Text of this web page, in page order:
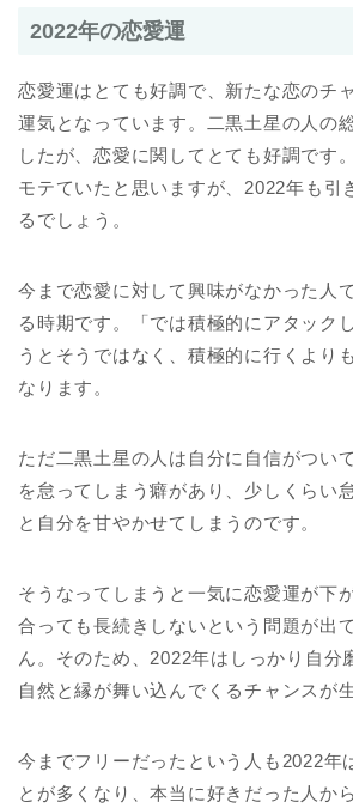
2022年の恋愛運
恋愛運はとても好調で、新たな恋のチ
運気となっています。二黒土星の人の
したが、恋愛に関してとても好調です
モテていたと思いますが、2022年も引
るでしょう。
今まで恋愛に対して興味がなかった人
る時期です。「では積極的にアタック
うとそうではなく、積極的に行くより
なります。
ただ二黒土星の人は自分に自信がつい
を怠ってしまう癖があり、少しくらい
と自分を甘やかせてしまうのです。
そうなってしまうと一気に恋愛運が下
合っても長続きしないという問題が出
ん。そのため、2022年はしっかり自分
自然と縁が舞い込んでくるチャンスが
今までフリーだったという人も2022年
とが多くなり、本当に好きだった人か